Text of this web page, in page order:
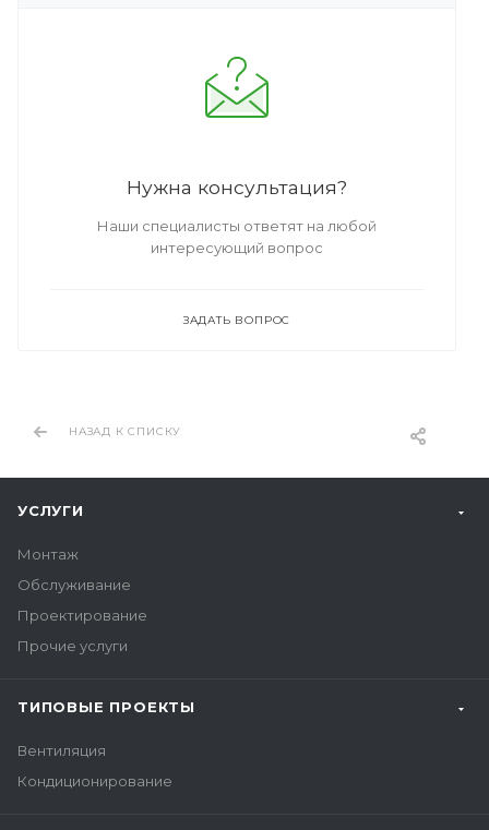
Нужна консультация?
Наши специалисты ответят на любой
интересующий вопрос
ЗАДАТЬ ВОПРОС
НАЗАД К СПИСКУ
УСЛУГИ
Монтаж
Обслуживание
Проектирование
Прочие услуги
ТИПОВЫЕ ПРОЕКТЫ
Вентиляция
Кондиционирование